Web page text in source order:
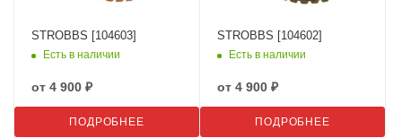
STROBBS [104603]
Есть в наличии
от 4 900 ₽
ПОДРОБНЕЕ
STROBBS [104602]
Есть в наличии
от 4 900 ₽
ПОДРОБНЕЕ